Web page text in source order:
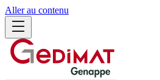
Aller au contenu